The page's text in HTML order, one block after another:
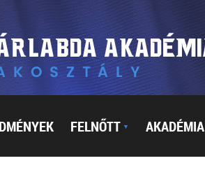
FELNŐTT ▼ AKADÉMIA